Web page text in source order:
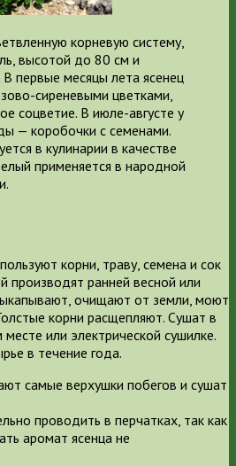
корневую систему,
высотой до 80 см и
первые месяцы лета ясенец
сиреневыми цветками,
соцветие. В июле-августе у
— коробочки с семенами.
в кулинарии в качестве
применяется в народной
корни, траву, семена и сок
производят ранней весной или
очищают от земли, моют
корни расщепляют. Сушат в
или электрической сушилке.
в течение года.
самые верхушки побегов и сушат
проводить в перчатках, так как
аромат ясенца не